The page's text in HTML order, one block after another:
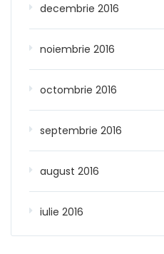
decembrie 2016
noiembrie 2016
octombrie 2016
septembrie 2016
august 2016
iulie 2016